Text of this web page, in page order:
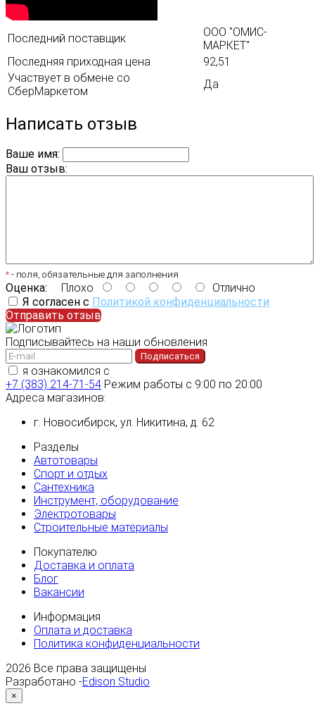
Последний поставщик
ООО "ОМИС-
МАРКЕТ"
Последняя приходная цена
92,51
Участвует в обмене со
СберМаркетом
Да
Написать отзыв
Ваше имя:
Ваш отзыв:
* - поля, обязательные для заполнения
Оценка: Плохо
Отлично
Я согласен с Политикой конфиденциальности
Отправить отзыв
Подписывайтесь на наши обновления
Подписаться
я ознакомился с
+7 (383) 214-71-54 Режим работы с 9:00 по 20:00
Адреса магазинов:
г. Новосибирск, ул. Никитина, д. 62
Разделы
Автотовары
Спорт и отдых
Сантехника
Инструмент, оборудование
Электротовары
Строительные материалы
Покупателю
Доставка и оплата
Блог
Вакансии
Информация
Оплата и доставка
Политика конфиденциальности
2026 Все права защищены
Разработано -Edison Studio
×